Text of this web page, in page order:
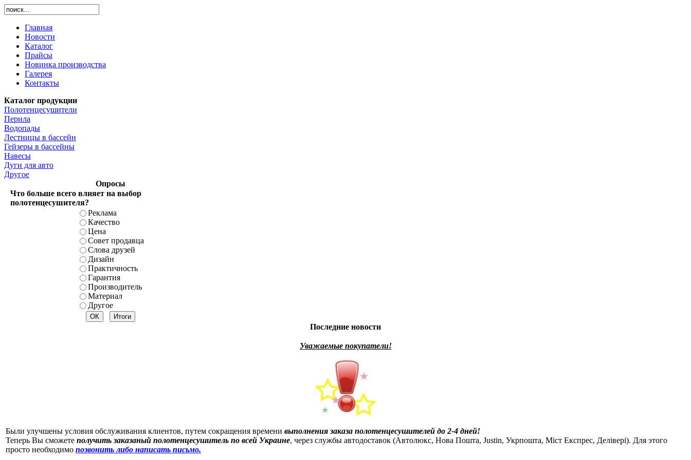
Главная
Новости
Каталог
Прайсы
Новинка производства
Галерея
Контакты
Каталог продукции
Полотенцесушители
Перила
Водопады
Лестницы в бассейн
Гейзеры в бассейны
Навесы
Дуги для авто
Другое
Опросы
Что больше всего влияет на выбор
полотенцесушителя?
Реклама
Качество
Цена
Совет продавца
Слова друзей
Дизайн
Практичность
Гарантия
Производитель
Материал
Другое
Последние новости
Уважаемые покупатели!
Были улучшены условия обслуживания клиентов, путем сокращения времени выполнения заказа полотенцесушителей до 2-4 дней!
Теперь Вы сможете получить заказаный полотенцесушитель по всей Украине, через службы автодоставок (Автолюкс, Нова Пошта, Justin, Укрпошта, Міст Експрес, Делівері). Для этого
просто необходимо позвонить либо написать письмо.